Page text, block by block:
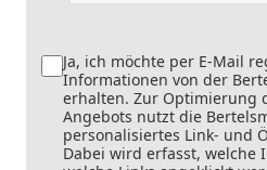
Ja, ich möchte per E-Mail
Informationen von der
erhalten. Zur Optimierung
Angebots nutzt die
personalisiertes Link- und
Dabei wird erfasst, welche